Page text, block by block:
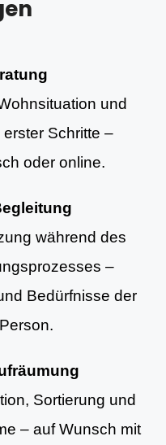
und
Schritte –
oder online.
während des
–
Bedürfnisse der
Sortierung und
– auf Wunsch mit